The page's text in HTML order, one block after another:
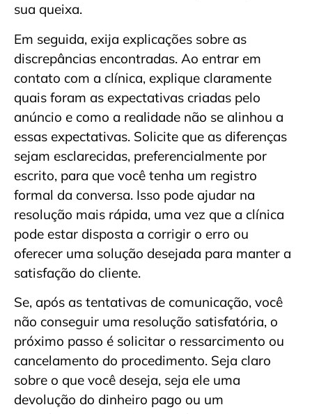
sua queixa.
Em seguida, exija explicações sobre as
discrepâncias encontradas. Ao entrar em
contato com a clínica, explique claramente
quais foram as expectativas criadas pelo
anúncio e como a realidade não se alinhou a
essas expectativas. Solicite que as diferenças
sejam esclarecidas, preferencialmente por
escrito, para que você tenha um registro
formal da conversa. Isso pode ajudar na
resolução mais rápida, uma vez que a clínica
pode estar disposta a corrigir o erro ou
oferecer uma solução desejada para manter a
satisfação do cliente.
Se, após as tentativas de comunicação, você
não conseguir uma resolução satisfatória, o
próximo passo é solicitar o ressarcimento ou
cancelamento do procedimento. Seja claro
sobre o que você deseja, seja ele uma
devolução do dinheiro pago ou um